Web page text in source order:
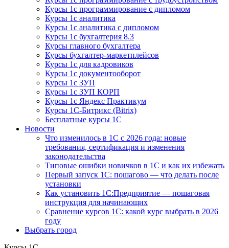
Курсы 1с программирование с дипломом
Курсы 1с аналитика
Курсы 1с аналитика с дипломом
Курсы 1с бухгалтерия 8.3
Курсы главного бухгалтера
Курсы бухгалтер-маркетплейсов
Курсы 1с для кадровиков
Курсы 1с документооборот
Курсы 1с ЗУП
Курсы 1с ЗУП КОРП
Курсы 1с Яндекс Практикум
Курсы 1С-Битрикс (Bitrix)
Бесплатные курсы 1С
Новости
Что изменилось в 1С с 2026 года: новые
требования, сертификация и изменения
законодательства
Типовые ошибки новичков в 1С и как их избежать
Первый запуск 1С: пошагово — что делать после
установки
Как установить 1С:Предприятие — пошаговая
инструкция для начинающих
Сравнение курсов 1С: какой курс выбрать в 2026
году
Выбрать город